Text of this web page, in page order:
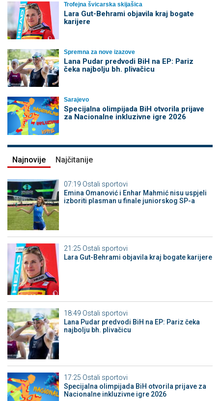
Trofejna švicarska skijašica
Lara Gut-Behrami objavila kraj bogate
karijere
Spremna za nove izazove
Lana Pudar predvodi BiH na EP: Pariz
čeka najbolju bh. plivačicu
Sarajevo
Specijalna olimpijada BiH otvorila prijave
za Nacionalne inkluzivne igre 2026
Najnovije Najčitanije
07:19 Ostali sportovi
Emina Omanović i Enhar Mahmić nisu uspjeli
izboriti plasman u finale juniorskog SP-a
21:25 Ostali sportovi
Lara Gut-Behrami objavila kraj bogate karijere
18:49 Ostali sportovi
Lana Pudar predvodi BiH na EP: Pariz čeka
najbolju bh. plivačicu
17:25 Ostali sportovi
Specijalna olimpijada BiH otvorila prijave za
Nacionalne inkluzivne igre 2026